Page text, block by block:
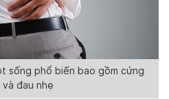
sống phổ biến bao gồm cứng
và đau nhẹ